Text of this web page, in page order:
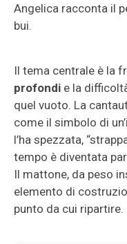
Angelica racconta il
bui.
Il tema centrale è la
profondi e la
quel vuoto. La
come il simbolo di
l’ha spezzata,
tempo è diventata
Il mattone, da peso
elemento di
punto da cui ripartire.